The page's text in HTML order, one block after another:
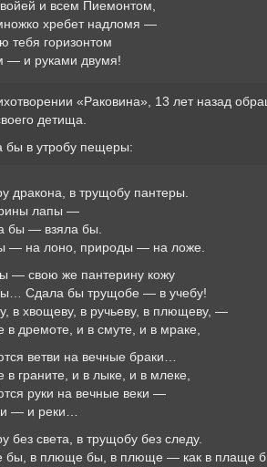
и всем Пиемонтом,
хребет надломя —
тебя горизонтом
— и руками двумя!
«Раковина», 13 лет назад
детища.
в утробу пещеры:
дракона, в трущобу пантеры.
лапы —
бы — взяла бы.
— на лоно, природы — на ложе.
— свою же пантерину кожу
Сдала бы трущобе — в учебу!
в хвощeву, в ручьeву, в плющeву, —
в дремоте, и в смуте, и в мраке,
ветви на вечные браки…
в граните, и в лыке, и в млеке,
руки на вечные веки —
— и реки…
без света, в трущобу без следу.
бы, в плюще бы, в плюще — как в плаще